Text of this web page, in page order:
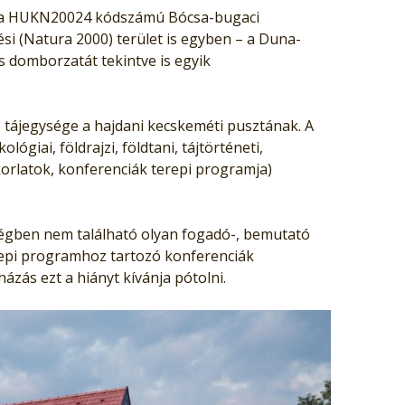
kódszámú Bócsa-bugaci
(Natura 2000) terület is egyben – a Duna-
domborzatát tekintve is egyik
a hajdani kecskeméti pusztának. A
földrajzi, földtani, tájtörténeti,
konferenciák terepi programja)
nem található olyan fogadó-, bemutató
programhoz tartozó konferenciák
ezt a hiányt kívánja pótolni.